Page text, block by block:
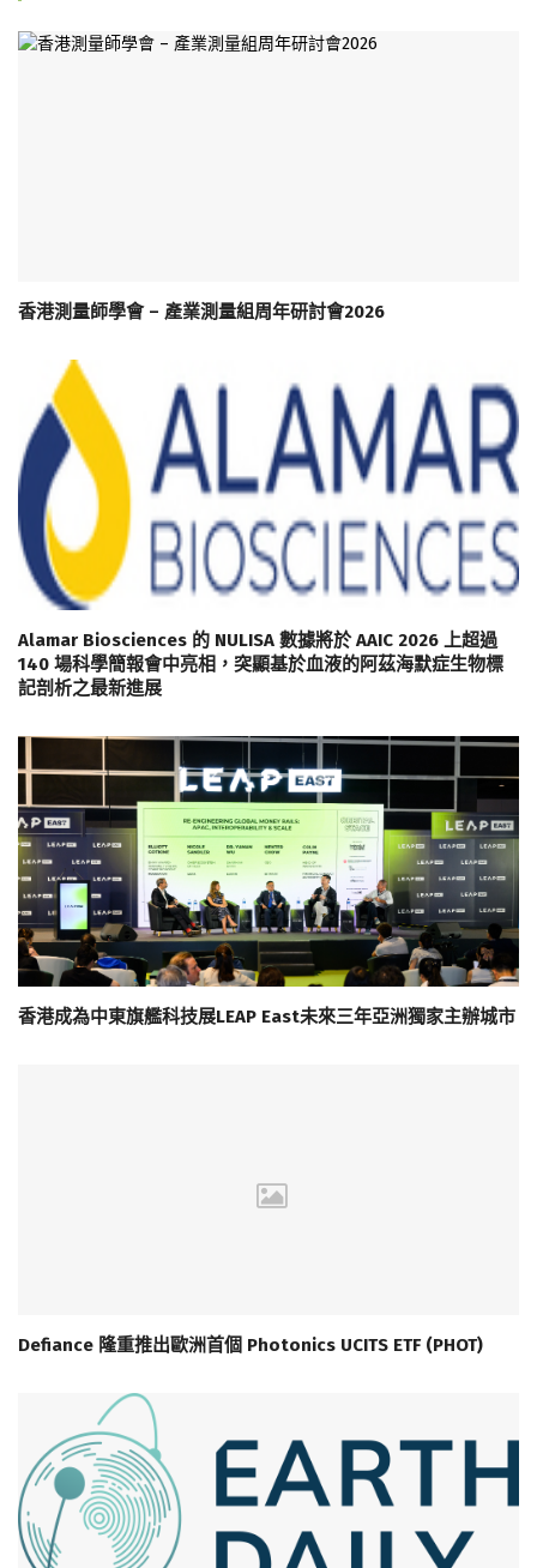
香港測量師學會 – 產業測量組周年研討會2026
Alamar Biosciences 的 NULISA 數據將於 AAIC 2026 上超過
140 場科學簡報會中亮相，突顯基於血液的阿茲海默症生物標
記剖析之最新進展
香港成為中東旗艦科技展LEAP East未來三年亞洲獨家主辦城市
Defiance 隆重推出歐洲首個 Photonics UCITS ETF (PHOT)